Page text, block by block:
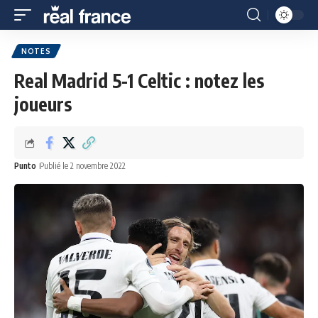
NOTES
Real Madrid 5-1 Celtic : notez les
joueurs
Punto Publié le 2 novembre 2022